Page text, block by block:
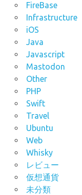
FireBase
Infrastructure
iOS
Java
Javascript
Mastodon
Other
PHP
Swift
Travel
Ubuntu
Web
Whisky
レビュー
仮想通貨
未分類